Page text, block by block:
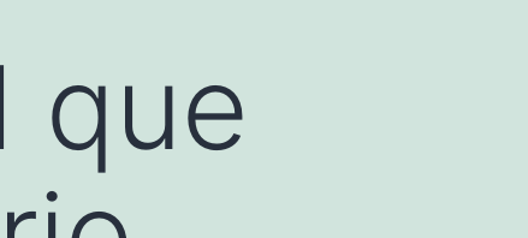
que